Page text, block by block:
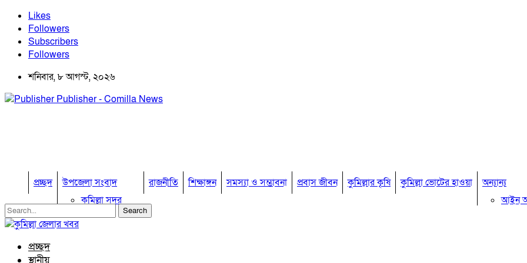
Likes
Followers
Subscribers
Followers
শনিবার, ৮ আগস্ট, ২০২৬
Publisher - Comilla News
প্রচ্ছদ
উপজেলা সংবাদ
কুমিল্লা সদর
কুমিল্লা সদর দক্ষিণ
রাজনীতি শিক্ষাঙ্গন সমস্যা ও সম্ভাবনা প্রবাস জীবন কুমিল্লার কৃষি কুমিল্লা ভোটের হাওয়া
অন্যান্য
আইন
প্রচ্ছদ